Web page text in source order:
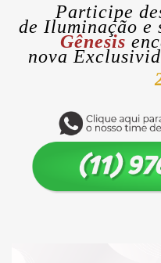
Participe
de Iluminação e
Gênesis
nova